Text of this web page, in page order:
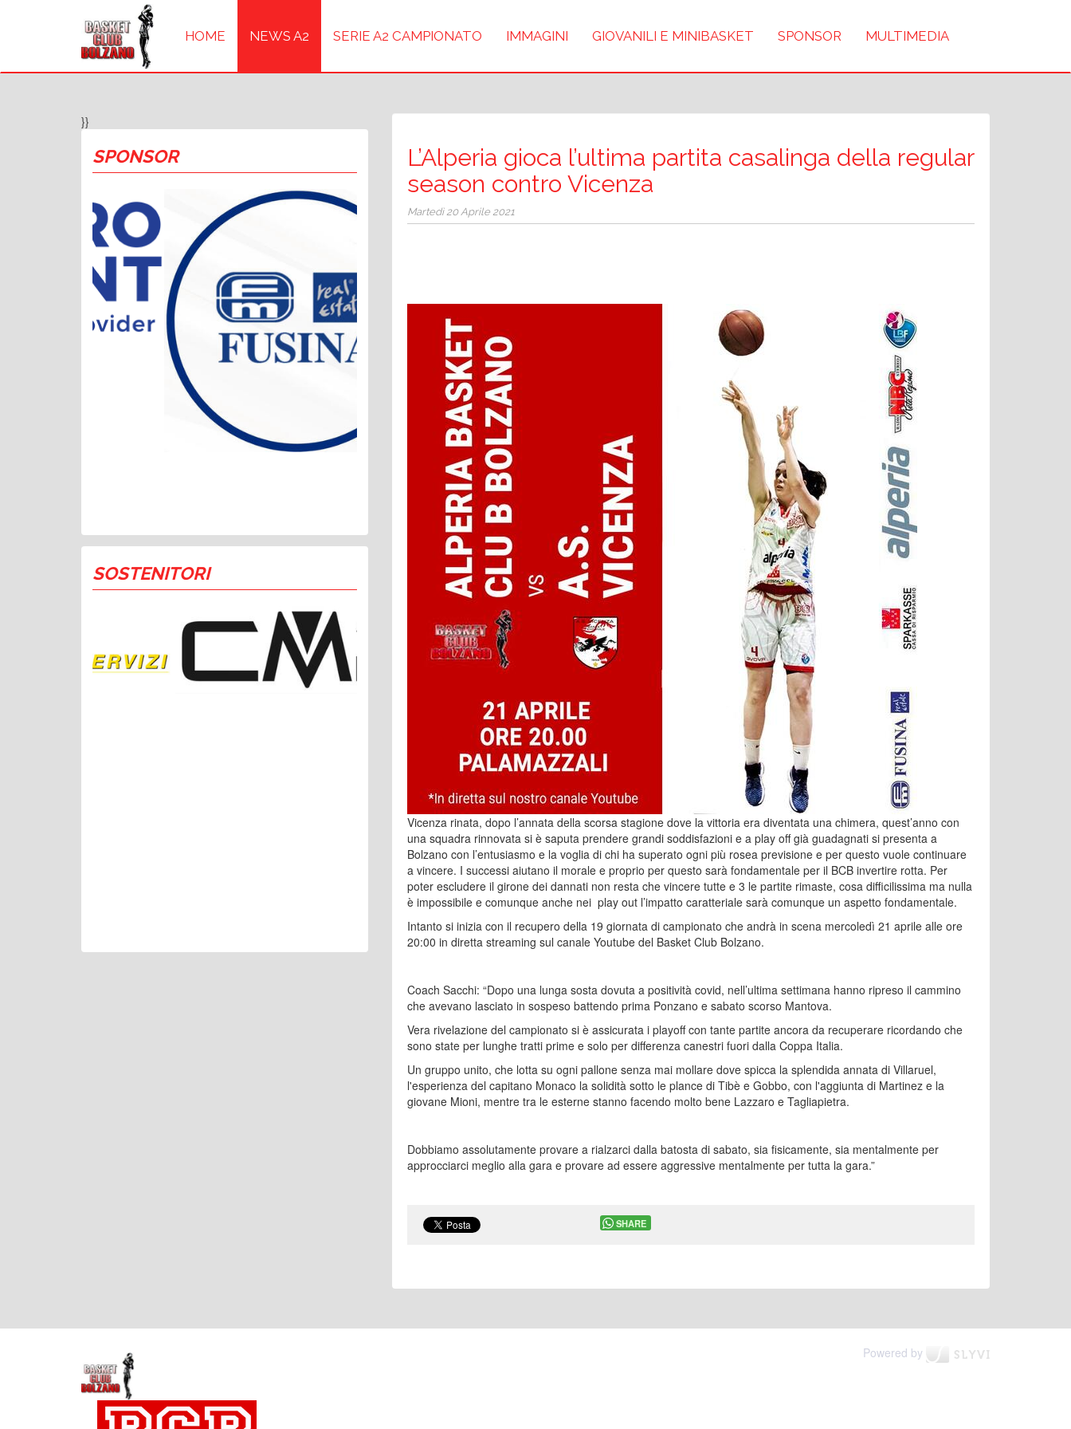
HOME NEWS A2 SERIE A2 CAMPIONATO IMMAGINI GIOVANILI E MINIBASKET SPONSOR MULTIMEDIA
}}
SPONSOR
SOSTENITORI
L’Alperia gioca l’ultima partita casalinga della regular
season contro Vicenza
Martedì 20 Aprile 2021
Vicenza rinata, dopo l’annata della scorsa stagione dove la vittoria era diventata una chimera, quest’anno con
una squadra rinnovata si è saputa prendere grandi soddisfazioni e a play off già guadagnati si presenta a
Bolzano con l’entusiasmo e la voglia di chi ha superato ogni più rosea previsione e per questo vuole continuare
a vincere. I successi aiutano il morale e proprio per questo sarà fondamentale per il BCB invertire rotta. Per
poter escludere il girone dei dannati non resta che vincere tutte e 3 le partite rimaste, cosa difficilissima ma nulla
è impossibile e comunque anche nei play out l’impatto caratteriale sarà comunque un aspetto fondamentale.
Intanto si inizia con il recupero della 19 giornata di campionato che andrà in scena mercoledì 21 aprile alle ore
20:00 in diretta streaming sul canale Youtube del Basket Club Bolzano.
Coach Sacchi: “Dopo una lunga sosta dovuta a positività covid, nell’ultima settimana hanno ripreso il cammino
che avevano lasciato in sospeso battendo prima Ponzano e sabato scorso Mantova.
Vera rivelazione del campionato si è assicurata i playoff con tante partite ancora da recuperare ricordando che
sono state per lunghe tratti prime e solo per differenza canestri fuori dalla Coppa Italia.
Un gruppo unito, che lotta su ogni pallone senza mai mollare dove spicca la splendida annata di Villaruel,
l'esperienza del capitano Monaco la solidità sotto le plance di Tibè e Gobbo, con l'aggiunta di Martinez e la
giovane Mioni, mentre tra le esterne stanno facendo molto bene Lazzaro e Tagliapietra.
Dobbiamo assolutamente provare a rialzarci dalla batosta di sabato, sia fisicamente, sia mentalmente per
approcciarci meglio alla gara e provare ad essere aggressive mentalmente per tutta la gara.”
SHARE
Powered by